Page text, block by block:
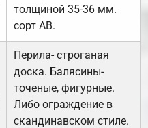
толщиной 35-36 мм.
сорт АВ.
Перила- строганая
доска. Балясины-
точеные, фигурные.
Либо ограждение в
скандинавском стиле.